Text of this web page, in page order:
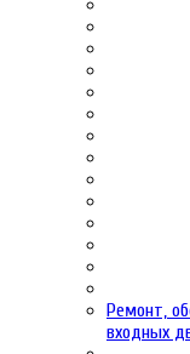
Ремонт,
входных